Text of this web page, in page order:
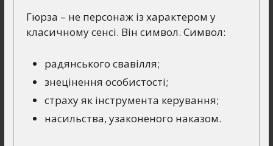
Гюрза – не персонаж із характером у
класичному сенсі. Він символ. Символ:
радянського свавілля;
знецінення особистості;
страху як інструмента керування;
насильства, узаконеного наказом.